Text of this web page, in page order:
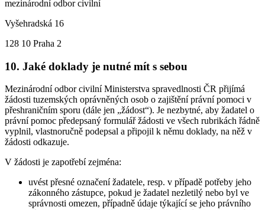
mezinárodní odbor civilní
Vyšehradská 16
128 10 Praha 2
10. Jaké doklady je nutné mít s sebou
Mezinárodní odbor civilní Ministerstva spravedlnosti ČR přijímá
žádosti tuzemských oprávněných osob o zajištění právní pomoci v
přeshraničním sporu (dále jen „žádost“). Je nezbytné, aby žadatel o
právní pomoc předepsaný formulář žádosti ve všech rubrikách řádně
vyplnil, vlastnoručně podepsal a připojil k němu doklady, na něž v
žádosti odkazuje.
V žádosti je zapotřebí zejména:
uvést přesné označení žadatele, resp. v případě potřeby jeho
zákonného zástupce, pokud je žadatel nezletilý nebo byl ve
správnosti omezen, případně údaje týkající se jeho právního